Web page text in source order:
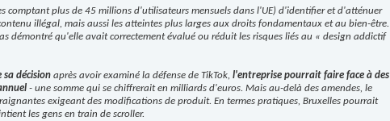
comptant plus de 45 millions d'utilisateurs mensuels dans l'UE) d'identifier et d'atténuer
illégal, mais aussi les atteintes plus larges aux droits fondamentaux et au bien-être.
démontré qu'elle avait correctement évalué ou réduit les risques liés au « design addictif
sa décision après avoir examiné la défense de TikTok, l'entreprise pourrait faire face à des
- une somme qui se chiffrerait en milliards d'euros. Mais au-delà des amendes, le
exigeant des modifications de produit. En termes pratiques, Bruxelles pourrait
les gens en train de scroller.